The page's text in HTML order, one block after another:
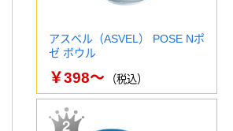
角バット T-QB
アスベル（ASVEL） POSE Nポ
ゼ ボウル
￥398～ （税込）